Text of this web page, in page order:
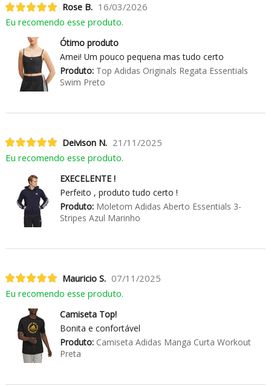
Rose B. 16/03/2026
Eu recomendo esse produto.
Ótimo produto
Amei! Um pouco pequena mas tudo certo
Produto:Top Adidas Originals Regata Essentials
Swim Preto
Deivison N. 21/11/2025
Eu recomendo esse produto.
EXECELENTE !
Perfeito , produto tudo certo !
Produto:Moletom Adidas Aberto Essentials 3-
Stripes Azul Marinho
Mauricio S. 07/11/2025
Eu recomendo esse produto.
Camiseta Top!
Bonita e confortável
Produto:Camiseta Adidas Manga Curta Workout
Preta